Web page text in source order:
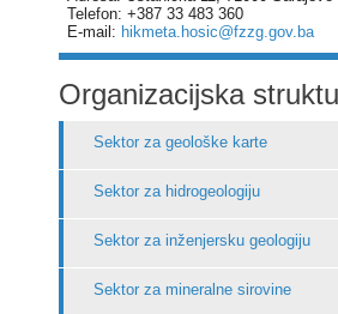
Telefon: +387 33 483 360
E-mail: hikmeta.hosic@fzzg.gov.ba
Organizacijska
Sektor za geološke karte
Sektor za hidrogeologiju
Sektor za inženjersku geologiju
Sektor za mineralne sirovine